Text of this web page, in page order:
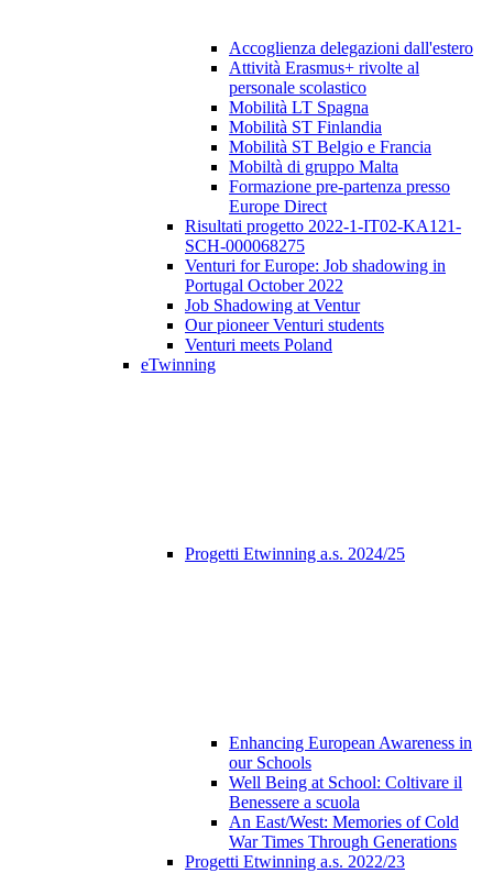
Accoglienza delegazioni dall'estero
Attività Erasmus+ rivolte al
personale scolastico
Mobilità LT Spagna
Mobilità ST Finlandia
Mobilità ST Belgio e Francia
Mobiltà di gruppo Malta
Formazione pre-partenza presso
Europe Direct
Risultati progetto 2022-1-IT02-KA121-
SCH-000068275
Venturi for Europe: Job shadowing in
Portugal October 2022
Job Shadowing at Ventur
Our pioneer Venturi students
Venturi meets Poland
eTwinning
Progetti Etwinning a.s. 2024/25
Enhancing European Awareness in
our Schools
Well Being at School: Coltivare il
Benessere a scuola
An East/West: Memories of Cold
War Times Through Generations
Progetti Etwinning a.s. 2022/23